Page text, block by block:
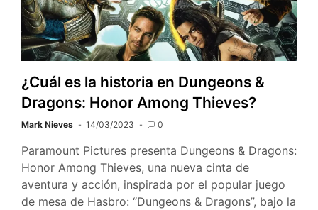
¿Cuál es la historia en Dungeons &
Dragons: Honor Among Thieves?
Mark Nieves 14/03/2023 0
Paramount Pictures presenta Dungeons & Dragons:
Honor Among Thieves, una nueva cinta de
aventura y acción, inspirada por el popular juego
de mesa de Hasbro: “Dungeons & Dragons”, bajo la